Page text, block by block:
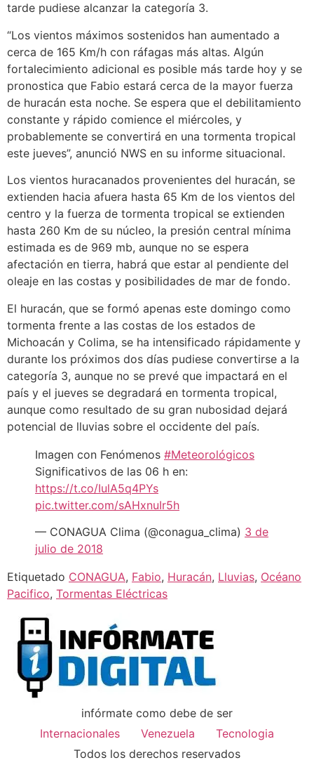
tarde pudiese alcanzar la categoría 3.
“Los vientos máximos sostenidos han aumentado a
cerca de 165 Km/h con ráfagas más altas. Algún
fortalecimiento adicional es posible más tarde hoy y se
pronostica que Fabio estará cerca de la mayor fuerza
de huracán esta noche. Se espera que el debilitamiento
constante y rápido comience el miércoles, y
probablemente se convertirá en una tormenta tropical
este jueves”, anunció NWS en su informe situacional.
Los vientos huracanados provenientes del huracán, se
extienden hacia afuera hasta 65 Km de los vientos del
centro y la fuerza de tormenta tropical se extienden
hasta 260 Km de su núcleo, la presión central mínima
estimada es de 969 mb, aunque no se espera
afectación en tierra, habrá que estar al pendiente del
oleaje en las costas y posibilidades de mar de fondo.
El huracán, que se formó apenas este domingo como
tormenta frente a las costas de los estados de
Michoacán y Colima, se ha intensificado rápidamente y
durante los próximos dos días pudiese convertirse a la
categoría 3, aunque no se prevé que impactará en el
país y el jueves se degradará en tormenta tropical,
aunque como resultado de su gran nubosidad dejará
potencial de lluvias sobre el occidente del país.
Imagen con Fenómenos #Meteorológicos
Significativos de las 06 h en:
https://t.co/IulA5q4PYs
pic.twitter.com/sAHxnuIr5h
— CONAGUA Clima (@conagua_clima) 3 de
julio de 2018
Etiquetado CONAGUA, Fabio, Huracán, Lluvias, Océano
Pacifico, Tormentas Eléctricas
infórmate como debe de ser
Internacionales
Venezuela
Tecnologia
Todos los derechos reservados